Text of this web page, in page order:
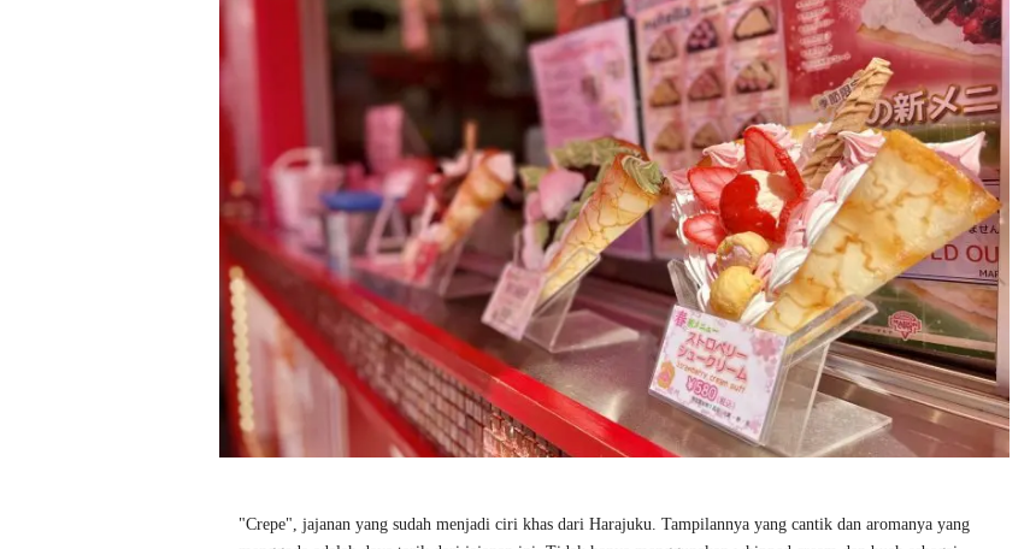
"Crepe", jajanan yang sudah menjadi ciri khas dari Harajuku. Tampilannya yang cantik dan aromanya yang